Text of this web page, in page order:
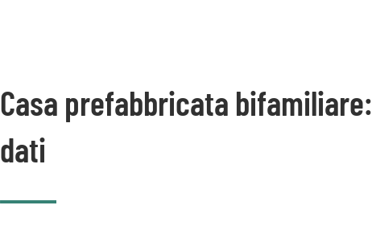
Casa prefabbricata bifamiliare:
dati